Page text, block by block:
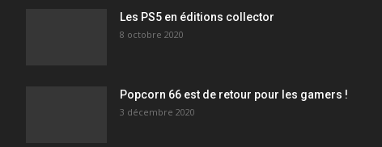
Les PS5 en éditions collector
8 octobre 2020
Popcorn 66 est de retour pour les gamers !
3 décembre 2020